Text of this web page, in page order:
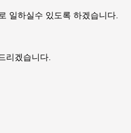
일하실수 있도록 하겠습니다.
리겠습니다.